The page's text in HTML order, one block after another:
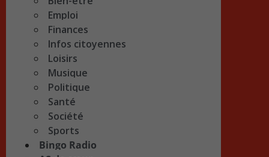
Emploi
Finances
Infos citoyennes
Loisirs
Musique
Politique
Santé
Société
Sports
Bingo Radio